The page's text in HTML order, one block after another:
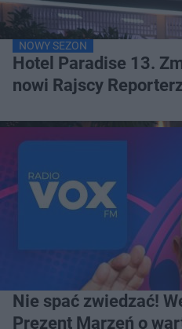
NOWY SEZON
Hotel Paradise 13.
nowi Rajscy
Nie spać zwiedzać!
Prezent Marzeń o